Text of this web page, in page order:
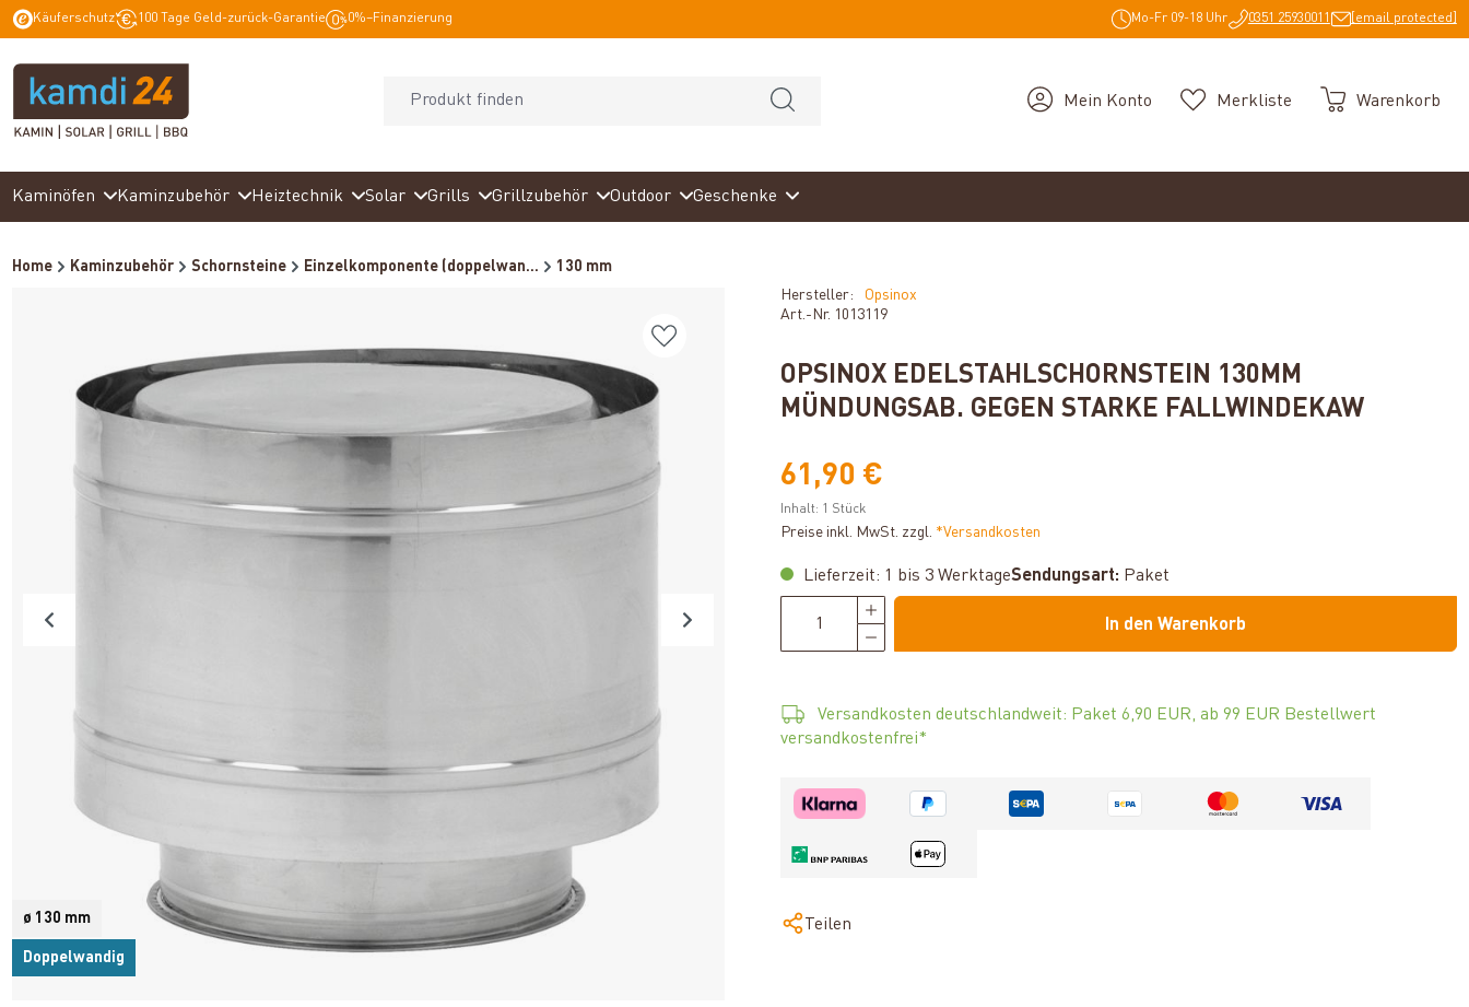
Zur Hauptnavigation springen
Käuferschutz 100 Tage Geld-zurück-Garantie 0%–Finanzierung Mo-Fr 09-18 Uhr 0351 25930011 [email protected]
Mein Konto Merkliste Warenkorb
Kaminöfen Kaminzubehör Heiztechnik Solar Grills Grillzubehör Outdoor Geschenke
Home Kaminzubehör Schornsteine Einzelkomponente (doppelwan... 130 mm
ø 130 mm
Doppelwandig
Hersteller:
Opsinox
Art.-Nr. 1013119
OPSINOX EDELSTAHLSCHORNSTEIN 130MM
MÜNDUNGSAB. GEGEN STARKE FALLWINDEKAW
61,90 €
Inhalt: 1 Stück
Preise inkl. MwSt. zzgl. *Versandkosten
Lieferzeit: 1 bis 3 WerktageSendungsart: Paket
In den Warenkorb
Versandkosten deutschlandweit: Paket 6,90 EUR, ab 99 EUR Bestellwert
versandkostenfrei*
Teilen